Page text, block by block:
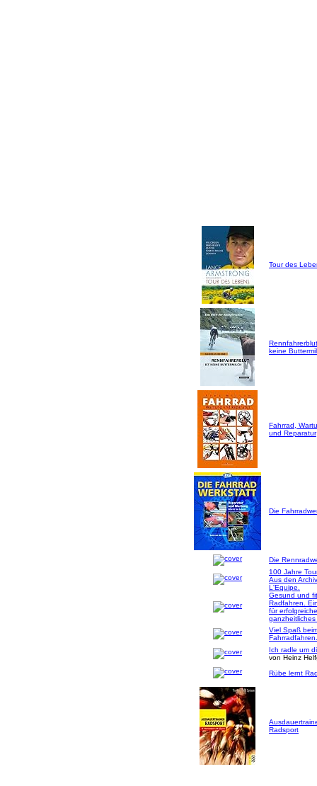
Tour des
keine
Fahrrad,
und Reparatur
Die
Die
100 Jahre
Aus den
L'Equipe.
Gesund und
Radfahren.
für
Viel Spaß
Fahrradfahren.
Ich radle um
von Heinz
Rübe lernt
Radsport